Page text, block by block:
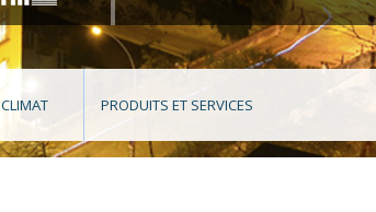
CLIMAT PRODUITS ET SERVICES